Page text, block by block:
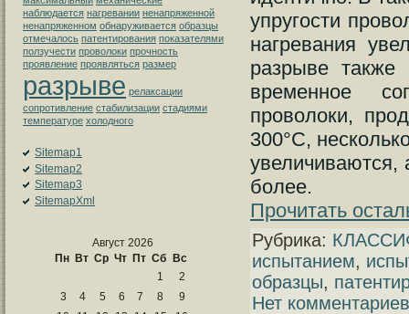
наблюдается нагревании ненапряженной
ненапряженном обнаруживается образцы
отмечалось патентирования показателями
ползучести проволоки прочность
проявление проявляться размер
разрыве релаксации
сопротивление стабилизации стадиями
температуре холодного
Sitemap1
Sitemap2
Sitemap3
SitemapXml
Август 2026
Пн Вт Ср Чт Пт Сб Вс
1
2
3
4 5 6 7 8
9
упругости
нагревания
разрыве
временное
проволоки,
300°С,
увеличиваются,
более.
Прочитать
Рубрика:
испытанием,
образцы,
Нет